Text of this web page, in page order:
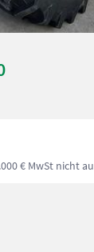
€ MwSt nicht